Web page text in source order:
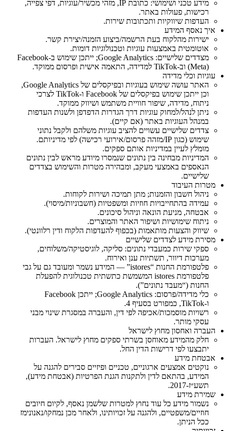
מידע טכני ושימושי: כתובת IP, מזהי מכשיר/עוגיות, דפי צפייה,
רכישות, פעולות באתר.
העדפות שיווקיות ותכתובות שירות.
איך נאסף המידע
ישירות מהלקוח בעת הרשמה/ביצוע הזמנה/יצירת קשר.
אוטומטית באמצעות עוגיות וטכנולוגיות דומות.
מצדדים שלישיים: Google Analytics; ייתכן שימוש ב‑Facebook
(Meta) וב‑TikTok למדידה, התאמה אישית ופרסום ממוקד.
עוגיות וכלי מדידה
האתר עושה שימוש בעוגיות ובפיקסלים של Google Analytics,
וכן ייתכן שימוש בפיקסלים של Facebook ו‑TikTok לצרכי
ניתוח, מדידה, שיפור חוויית משתמש ושיווק ממוקד.
ניתן לנהל/למחוק עוגיות דרך הגדרות הדפדפן ולשנות העדפות
במנהל העוגיות באתר (אם קיים).
צדדים שלישיים עשויים להציב עוגיות משלהם ולקבל נתוני
שימוש (כגון IP/מזהה פרסום/אירועי רכישה) לפי מדיניותם.
מומלץ לעיין במדיניות אותם ספקים.
המדיניות מבחינה בין נתונים שנמסרו מיודע מראש לבין נתונים
הנאספים באמצעי מעקב, ומבהירה מטרות והשימוש בצדדים
שלישיים.
מטרות העיבוד
ניהול חשבון והזמנות; מתן תמיכה ושירות לקוחות.
עמידה בהתחייבויות חוזיות ומשפטיות (חשבוניות/מיסוי).
אבטחה, מניעת הונאה וניהול סיכונים.
ניתוח שימושיות ושיפור האתר והמוצרים.
שיווק והצעות מותאמות (בכפוף להעדפות הלקוח ודין רלוונטי).
מסירת מידע לצדדים שלישיים
ספקי שירות כמעבדי נתונים: סליקה, לוגיסטיקה/משלוחים,
מערכות דיוור, תשתיות ענן ואירוח.
פלטפורמת החנות “istores” — המידע נשמר ומעובד גם על גבי
פלטפורמת istores המשמשת כתשתית טכנולוגית להפעלת
החנות (“מעבד נתונים”).
כלי מדידה/פרסום: Google Analytics; ייתכן Facebook
ו‑TikTok, כמפורט בסעיף 4.
רשויות מוסמכות/אכיפה לפי דין, והעברה במסגרת שינוי מבני
עסקי מותר.
העברה ואחסון מחוץ לישראל
חלק מהמידע מאוחסן בשרתי ספקים מחוץ לישראל. העברות
יתבצעו לפי דרישות הדין החל.
אבטחת מידע
נוקטים אמצעים ארגוניים, טכניים ופיזיים סבירים להגנה על
המידע, בהתאם לדין ולתקנות הגנת הפרטיות (אבטחת מידע),
תשע״ז‑2017.
שמירת מידע
נשמור מידע כל עוד נחוץ למטרות שלשמן נאסף, לקיום חיובים
חוזיים/משפטיים, ולהגנה על זכויותינו, ולאחר מכן נמחקו/נאנונימז
ככל הניתן.